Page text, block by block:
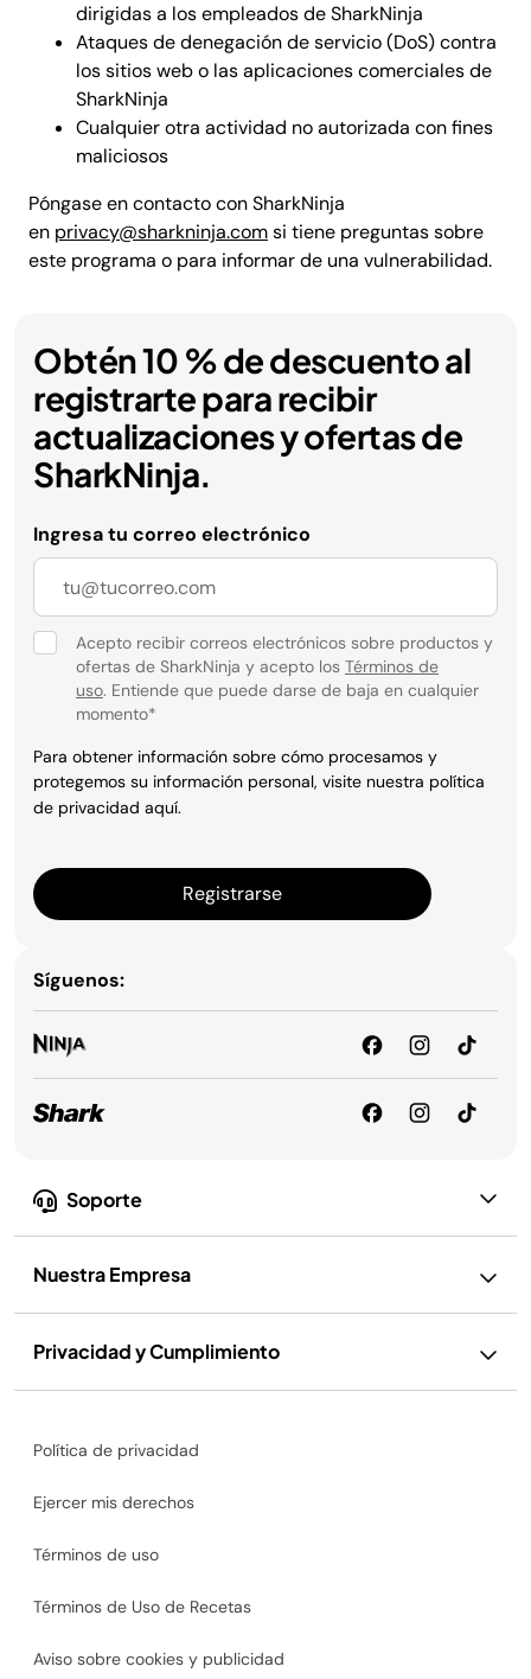
dirigidas a los empleados de SharkNinja
Ataques de denegación de servicio (DoS) contra
los sitios web o las aplicaciones comerciales de
SharkNinja
Cualquier otra actividad no autorizada con fines
maliciosos
Póngase en contacto con SharkNinja
en privacy@sharkninja.comsi tiene preguntas sobre
este programa o para informar de una vulnerabilidad.
Soporte
Nuestra Empresa
Privacidad y Cumplimiento
Obtén 10 % de descuento al
registrarte para recibir
actualizaciones y ofertas de
SharkNinja.
Ingresa tu correo electrónico
Acepto recibir correos electrónicos sobre productos y
ofertas de SharkNinja y acepto los Términos de
uso. Entiende que puede darse de baja en cualquier
momento*
Para obtener información sobre cómo procesamos y
protegemos su información personal, visite nuestra política
de privacidad aquí.
Registrarse
Síguenos:
Política de privacidad
Ejercer mis derechos
Términos de uso
Términos de Uso de Recetas
Aviso sobre cookies y publicidad